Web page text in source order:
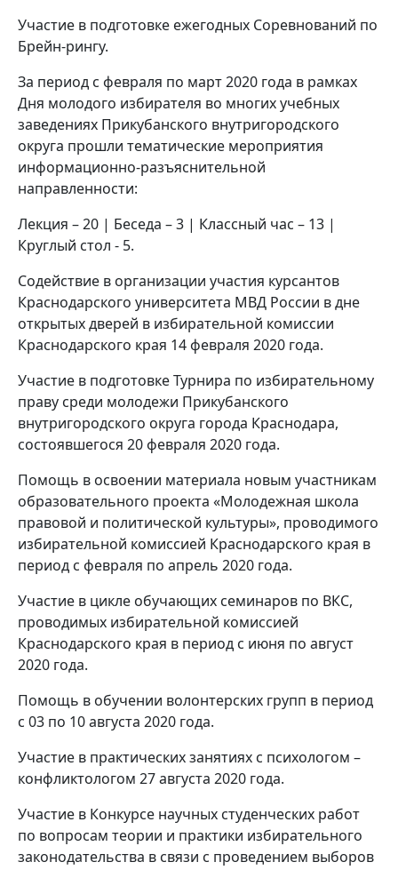
Участие в подготовке ежегодных Соревнований по
Брейн-рингу.
За период с февраля по март 2020 года в рамках
Дня молодого избирателя во многих учебных
заведениях Прикубанского внутригородского
округа прошли тематические мероприятия
информационно-разъяснительной
направленности:
Лекция – 20 | Беседа – 3 | Классный час – 13 |
Круглый стол - 5.
Содействие в организации участия курсантов
Краснодарского университета МВД России в дне
открытых дверей в избирательной комиссии
Краснодарского края 14 февраля 2020 года.
Участие в подготовке Турнира по избирательному
праву среди молодежи Прикубанского
внутригородского округа города Краснодара,
состоявшегося 20 февраля 2020 года.
Помощь в освоении материала новым участникам
образовательного проекта «Молодежная школа
правовой и политической культуры», проводимого
избирательной комиссией Краснодарского края в
период с февраля по апрель 2020 года.
Участие в цикле обучающих семинаров по ВКС,
проводимых избирательной комиссией
Краснодарского края в период с июня по август
2020 года.
Помощь в обучении волонтерских групп в период
с 03 по 10 августа 2020 года.
Участие в практических занятиях с психологом –
конфликтологом 27 августа 2020 года.
Участие в Конкурсе научных студенческих работ
по вопросам теории и практики избирательного
законодательства в связи с проведением выборов